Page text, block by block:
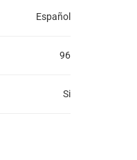
Español
96
Si